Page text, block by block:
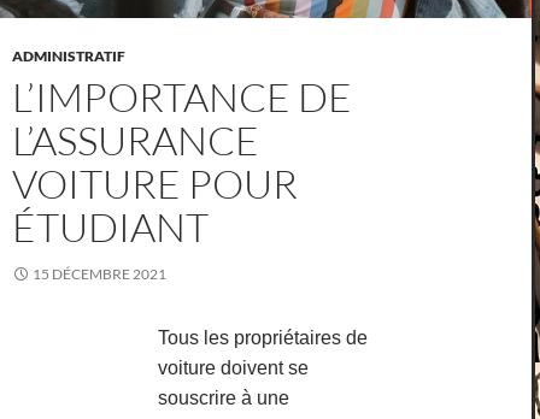
ADMINISTRATIF
L’IMPORTANCE DE
L’ASSURANCE
VOITURE POUR
ÉTUDIANT
15 DÉCEMBRE 2021
Tous les propriétaires de
voiture doivent se
souscrire à une